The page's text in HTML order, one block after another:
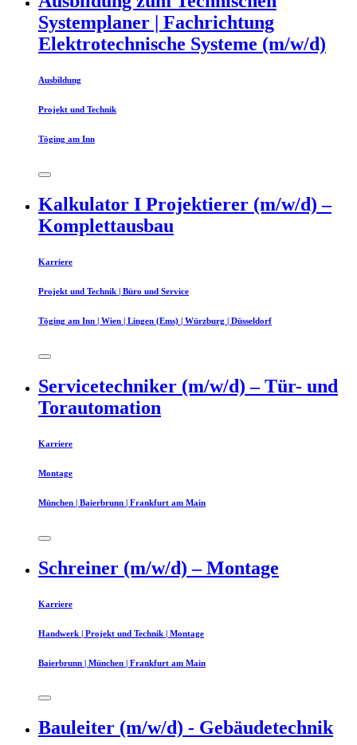
Systemplaner | Fachrichtung
Elektrotechnische Systeme (m/w/d)
Ausbildung
Projekt und Technik
Töging am Inn
Kalkulator I Projektierer (m/w/d) –
Komplettausbau
Karriere
Projekt und Technik | Büro und Service
Töging am Inn | Wien | Lingen (Ems) | Würzburg | Düsseldorf
Servicetechniker (m/w/d) – Tür- und
Torautomation
Karriere
Montage
München | Baierbrunn | Frankfurt am Main
Schreiner (m/w/d) – Montage
Karriere
Handwerk | Projekt und Technik | Montage
Baierbrunn | München | Frankfurt am Main
Bauleiter (m/w/d) - Gebäudetechnik